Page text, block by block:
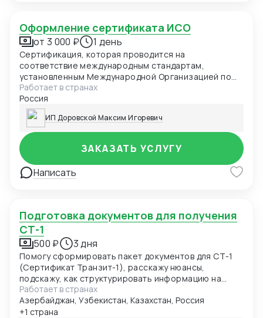
Оформление сертификата ИСО
от 3 000 ₽ 1 день
Сертификация, которая проводится на
соответствие международным стандартам,
установленным Международной Организацией по
Стандартизации
Работает в странах
Россия
ИП Доровской Максим Игоревич
Написать
ЗАКАЗАТЬ УСЛУГУ
Подготовка документов для получения
СТ-1
500 ₽ 3 дня
Помогу сформировать пакет документов для СТ-1
(Сертификат Транзит-1), расскажу нюансы,
подскажу, как структурировать информацию на
будущее
Работает в странах
Азербайджан, Узбекистан, Казахстан, Россия
+1 страна